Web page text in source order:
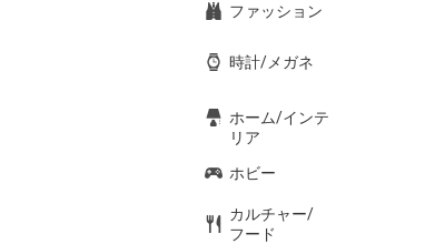
ファッション
時計/メガネ
ホーム/インテ
リア
ホビー
カルチャー/
フード